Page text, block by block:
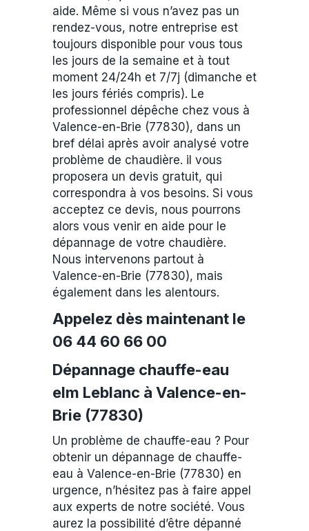
aide. Même si vous n’avez pas un
rendez-vous, notre entreprise est
toujours disponible pour vous tous
les jours de la semaine et à tout
moment 24/24h et 7/7j (dimanche et
les jours fériés compris). Le
professionnel dépêche chez vous à
Valence-en-Brie (77830), dans un
bref délai après avoir analysé votre
problème de chaudière. il vous
proposera un devis gratuit, qui
correspondra à vos besoins. Si vous
acceptez ce devis, nous pourrons
alors vous venir en aide pour le
dépannage de votre chaudière.
Nous intervenons partout à
Valence-en-Brie (77830), mais
également dans les alentours.
Appelez dès maintenant le
06 44 60 66 00
Dépannage chauffe-eau
elm Leblanc à Valence-en-
Brie (77830)
Un problème de chauffe-eau ? Pour
obtenir un dépannage de chauffe-
eau à Valence-en-Brie (77830) en
urgence, n’hésitez pas à faire appel
aux experts de notre société. Vous
aurez la possibilité d’être dépanné